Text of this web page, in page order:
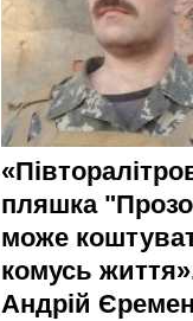
пляшка
може
комусь
Андрій